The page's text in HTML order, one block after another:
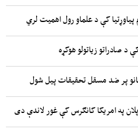
کې د علماو رول اهمیت لري
د صادراتو زیاتولو هوکړه
پر ضد مسقل تحقیقات پیل شول
پلان په امریکا کانګرس کې غور لاندې دی